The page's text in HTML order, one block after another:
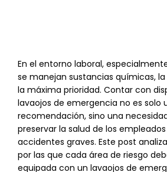
En el entorno laboral,
se manejan sustancias químicas,
la máxima prioridad. Contar con
lavaojos de emergencia no es solo
recomendación, sino una
preservar la salud de los
accidentes graves. Este post
por las que cada área de riesgo
equipada con un lavaojos de